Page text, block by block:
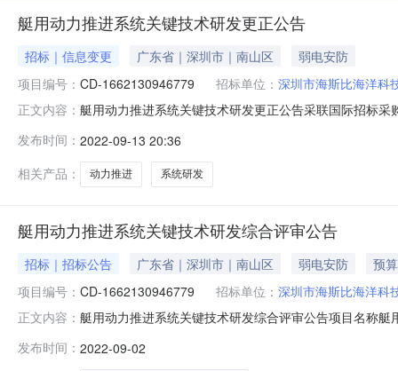
艇用动力推进系统关键技术研发更正公告
招标｜信息变更 广东省｜深圳市｜南山区
弱电安防
项目编号： CD-1662130946779 招标单位： 深圳市海斯比海洋科
正文内容： 艇用动力推进系统关键技术研发更正公告采联国际招标
技术研发二、更正信息更正日期更正内容附件2022-09-
发布时间： 2022-09-13 20:36
相关产品：
动力推进 系统研发
艇用动力推进系统关键技术研发综合评审公告
招标｜招标公告 广东省｜深圳市｜南山区 弱电安防
预
项目编号： CD-1662130946779 招标单位： 深圳市海斯比海洋科
正文内容： 艇用动力推进系统关键技术研发综合评审公告项目名称
否报价是否含税是成交方式综合评分法报价次数2报价间
发布时间： 2022-09-02